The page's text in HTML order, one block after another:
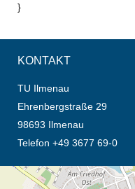
}
KONTAKT
TU Ilmenau
Ehrenbergstraße 29
98693 Ilmenau
Telefon +49 3677 69-0
Öffnet die